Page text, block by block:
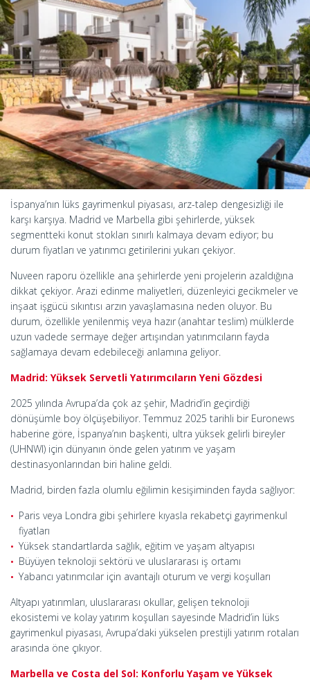
İspanya’nın lüks gayrimenkul piyasası, arz-talep dengesizliği ile
karşı karşıya. Madrid ve Marbella gibi şehirlerde, yüksek
segmentteki konut stokları sınırlı kalmaya devam ediyor; bu
durum fiyatları ve yatırımcı getirilerini yukarı çekiyor.
Nuveen raporu özellikle ana şehirlerde yeni projelerin azaldığına
dikkat çekiyor. Arazi edinme maliyetleri, düzenleyici gecikmeler ve
inşaat işgücü sıkıntısı arzın yavaşlamasına neden oluyor. Bu
durum, özellikle yenilenmiş veya hazır (anahtar teslim) mülklerde
uzun vadede sermaye değer artışından yatırımcıların fayda
sağlamaya devam edebileceği anlamına geliyor.
Madrid: Yüksek Servetli Yatırımcıların Yeni Gözdesi
2025 yılında Avrupa’da çok az şehir, Madrid’in geçirdiği
dönüşümle boy ölçüşebiliyor. Temmuz 2025 tarihli bir Euronews
haberine göre, İspanya’nın başkenti, ultra yüksek gelirli bireyler
(UHNWI) için dünyanın önde gelen yatırım ve yaşam
destinasyonlarından biri haline geldi.
Madrid, birden fazla olumlu eğilimin kesişiminden fayda sağlıyor:
Paris veya Londra gibi şehirlere kıyasla rekabetçi gayrimenkul
fiyatları
Yüksek standartlarda sağlık, eğitim ve yaşam altyapısı
Büyüyen teknoloji sektörü ve uluslararası iş ortamı
Yabancı yatırımcılar için avantajlı oturum ve vergi koşulları
Altyapı yatırımları, uluslararası okullar, gelişen teknoloji
ekosistemi ve kolay yatırım koşulları sayesinde Madrid’in lüks
gayrimenkul piyasası, Avrupa’daki yükselen prestijli yatırım rotaları
arasında öne çıkıyor.
Marbella ve Costa del Sol: Konforlu Yaşam ve Yüksek